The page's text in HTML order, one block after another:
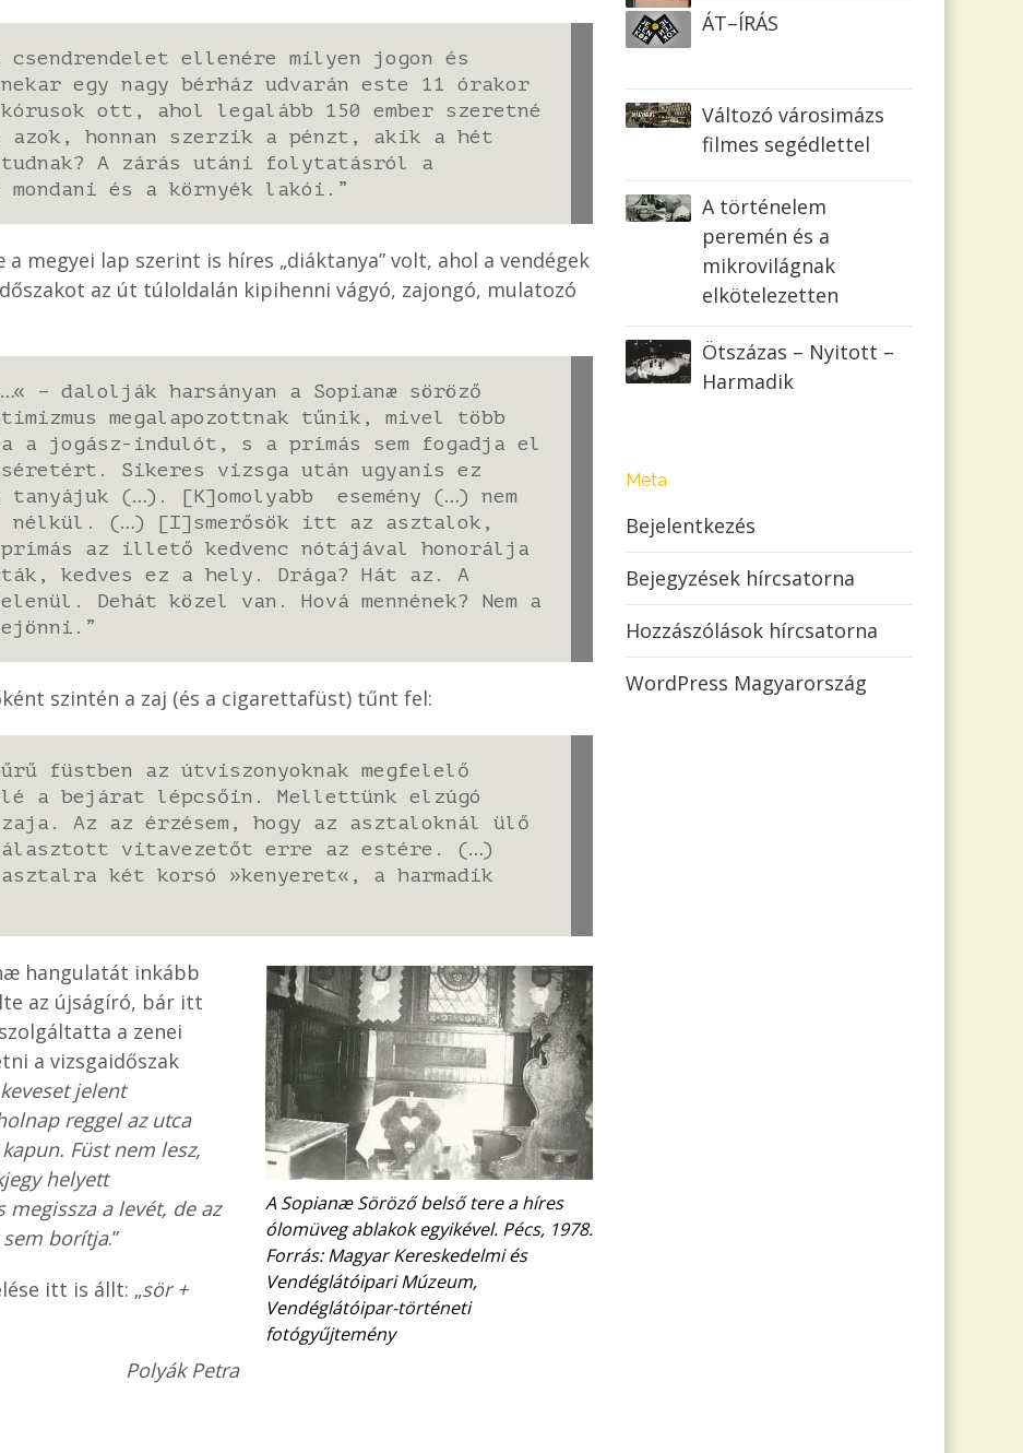
csendrendelet ellenére milyen jogon és
egy nagy bérház udvarán este 11 órakor
ott, ahol legalább 150 ember szeretné
honnan szerzik a pénzt, akik a hét
A zárás utáni folytatásról a
és a környék lakói.”
megyei lap szerint is híres „diáktanya” volt, ahol a vendégek
az út túloldalán kipihenni vágyó, zajongó, mulatozó
– dalolják harsányan a Sopianæ söröző
megalapozottnak tűnik, mivel több
a jogász-indulót, s a prímás sem fogadja el
Sikeres vizsga után ugyanis ez
tanyájuk (…). [K]omolyabb esemény (…) nem
(…) [I]smerősök itt az asztalok,
az illető kedvenc nótájával honorálja
kedves ez a hely. Drága? Hát az. A
Dehát közel van. Hová mennének? Nem a
szintén a zaj (és a cigarettafüst) tűnt fel:
füstben az útviszonyoknak megfelelő
a bejárat lépcsőin. Mellettünk elzúgó
Az az érzésem, hogy az asztaloknál ülő
választott vitavezetőt erre az estére. (…)
két korsó »kenyeret«, a harmadik
A Sopianæ Söröző belső tere a híres
ólomüveg ablakok egyikével. Pécs, 1978.
Forrás: Magyar Kereskedelmi és
Vendéglátóipari Múzeum,
Vendéglátóipar-történeti
fotógyűjtemény
hangulatát inkább
az újságíró, bár itt
a zenei
a vizsgaidőszak
jelent
reggel az utca
Füst nem lesz,
helyett
a levét, de az
borítja.”
itt is állt: „sör +
Polyák Petra
ÁT–ÍRÁS
Változó városimázs
filmes segédlettel
A történelem
peremén és a
mikrovilágnak
elkötelezetten
Ötszázas – Nyitott –
Harmadik
Meta
Bejelentkezés
Bejegyzések hírcsatorna
Hozzászólások hírcsatorna
WordPress Magyarország